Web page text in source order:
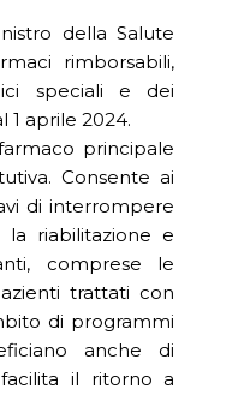
della Salute
rimborsabili,
speciali e dei
1 aprile 2024.
principale
Consente ai
di interrompere
la riabilitazione e
comprese le
trattati con
di programmi
anche di
il ritorno a